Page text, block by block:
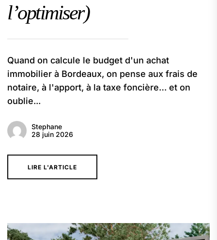
l’optimiser)
Quand on calcule le budget d'un achat
immobilier à Bordeaux, on pense aux frais de
notaire, à l'apport, à la taxe foncière… et on
oublie...
Stephane
28 juin 2026
LIRE L'ARTICLE